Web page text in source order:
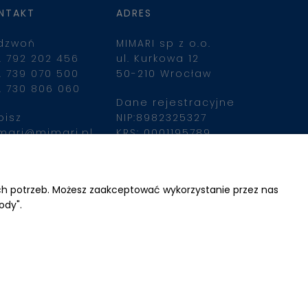
792 202 456
739 070 500
730 806 060
ADRES
MIMARI sp z o.o.
ul. Kurkowa 12
50-210 Wrocław
Dane rejestracyjne
NIP:8982325327
KRS: 0001195789
Możesz zaakceptować wykorzystanie przez nas